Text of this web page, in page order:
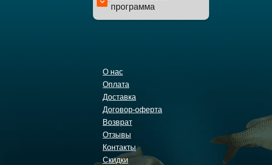
программа
О нас
Оплата
Доставка
Договор-оферта
Возврат
Отзывы
Контакты
Скидки